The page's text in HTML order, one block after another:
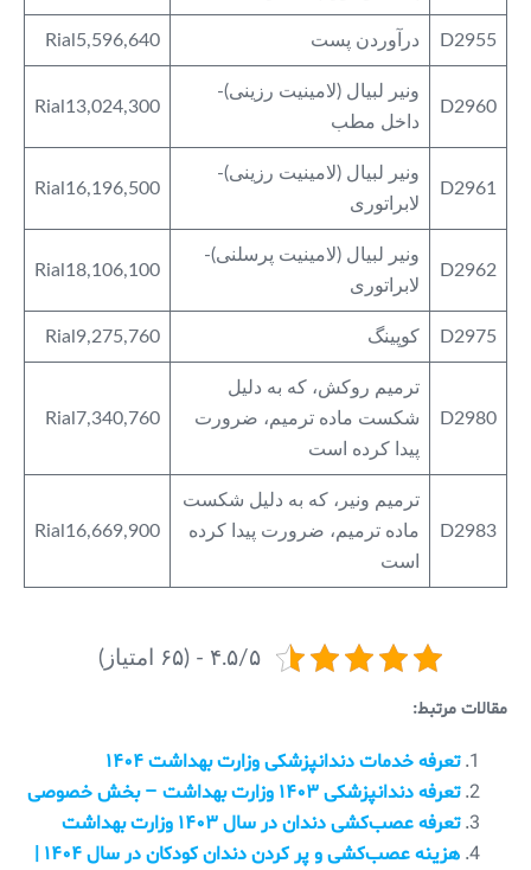
D2955 درآوردن پست Rial5,596,640
D2960
ونیر لبیال (لامینیت رزینی)-
داخل مطب
Rial13,024,300
D2961
ونیر لبیال (لامینیت رزینی)-
لابراتوری
Rial16,196,500
D2962
ونیر لبیال (لامینیت پرسلنی)-
لابراتوری
Rial18,106,100
D2975 کوپینگ Rial9,275,760
D2980
ترمیم روکش، که به دلیل
شکست ماده ترمیم، ضرورت
پیدا کرده است
Rial7,340,760
D2983
ترمیم ونیر، که به دلیل شکست
ماده ترمیم، ضرورت پیدا کرده
است
Rial16,669,900
۴.۵/۵ - (۶۵ امتیاز)
مقالات مرتبط:
تعرفه خدمات دندانپزشکی وزارت بهداشت ۱۴۰۴
تعرفه دندانپزشکی ۱۴۰۳ وزارت بهداشت – بخش خصوصی
تعرفه عصب‌کشی دندان در سال ۱۴۰۳ وزارت بهداشت
هزینه عصب‌کشی و پر کردن دندان کودکان در سال ۱۴۰۴ |